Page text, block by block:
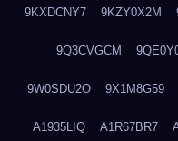
9KXDCNY7 9KZY0X2M
9Q3CVGCM
9W0SDU2O 9X1M8G59
A1935LIQ A1R67BR7